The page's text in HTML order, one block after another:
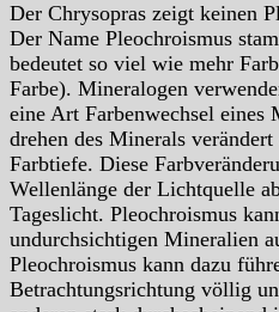
Der Chrysopras zeigt keinen
Der Name Pleochroismus
bedeutet so viel wie mehr
Farbe). Mineralogen
eine Art Farbenwechsel eines
drehen des Minerals
Farbtiefe. Diese
Wellenlänge der Lichtquelle
Tageslicht. Pleochroismus
undurchsichtigen Mineralien
Pleochroismus kann dazu
Betrachtungsrichtung völlig